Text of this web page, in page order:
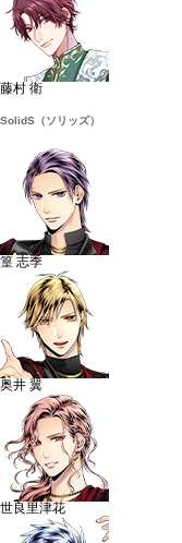
藤村 衛
SolidS（ソリッズ）
篁 志季
奥井 翼
世良里津花